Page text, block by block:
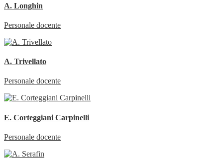
A. Longhin
Personale docente
A. Trivellato
Personale docente
E. Corteggiani Carpinelli
Personale docente